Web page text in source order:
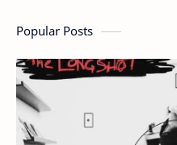
Popular Posts